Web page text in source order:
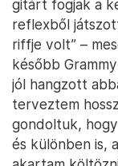
gitárt fogjak a
reflexből
riffje volt” –
később
jól hangzott
terveztem
gondoltuk,
és különben is,